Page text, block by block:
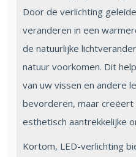
Door de verlichting
veranderen in een
de natuurlijke
natuur voorkomen. Dit
van uw vissen en andere
bevorderen, maar creëert
esthetisch aantrekkelijke
Kortom, LED-verlichting